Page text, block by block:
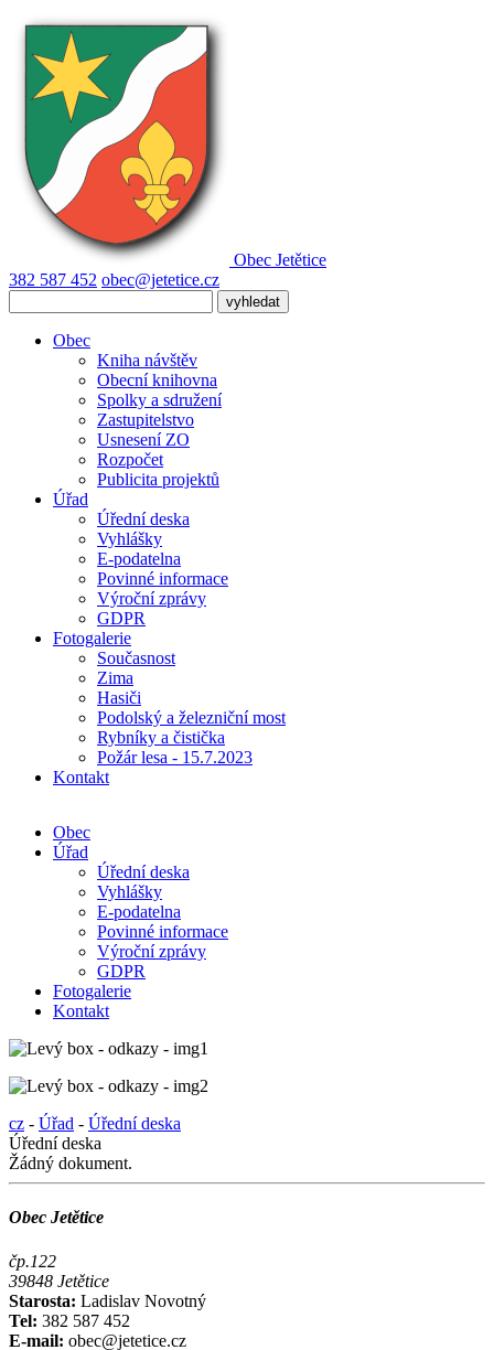
Obec Jetětice
382 587 452 obec@jetetice.cz
Obec
Kniha návštěv
Obecní knihovna
Spolky a sdružení
Zastupitelstvo
Usnesení ZO
Rozpočet
Publicita projektů
Úřad
Úřední deska
Vyhlášky
E-podatelna
Povinné informace
Výroční zprávy
GDPR
Fotogalerie
Současnost
Zima
Hasiči
Podolský a železniční most
Rybníky a čistička
Požár lesa - 15.7.2023
Kontakt
Obec
Úřad
Úřední deska
Vyhlášky
E-podatelna
Povinné informace
Výroční zprávy
GDPR
Fotogalerie
Kontakt
cz - Úřad - Úřední deska
Úřední deska
Žádný dokument.
Obec Jetětice
čp.122
39848 Jetětice
Starosta: Ladislav Novotný
Tel: 382 587 452
E-mail: obec@jetetice.cz